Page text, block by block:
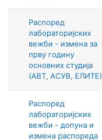
Распоред
лабораторијских
вежби - измена за
прву годину
основних студија
(АВТ, АСУВ, ЕЛИТЕ)
Распоред
лабораторијских
вежби - допуна и
измена распореда